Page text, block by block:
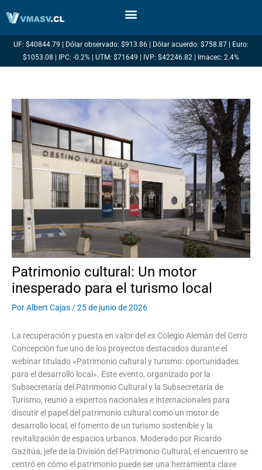
UF: $40844.79 | Dólar observado: $913.86 | Dólar acuerdo: $758.87 | Euro:
$1053.08 | IPC: -0.2% | UTM: $71649 | IVP: $42246.82 | Imacec: 2.4%
Patrimonio cultural: Un motor
inesperado para el turismo local
PorAlbert Cajas /25 de junio de 2026
La recuperación y puesta en valor del ex Colegio Alemán del Cerro
Concepción fue uno de los proyectos destacados durante el
webinar titulado «Patrimonio cultural y turismo: oportunidades
para el desarrollo local». Este evento, organizado por la
Subsecretaría del Patrimonio Cultural y la Subsecretaría de
Turismo, reunió a expertos nacionales e internacionales para
discutir el papel del patrimonio cultural como un motor de
desarrollo local, el fomento de un turismo sostenible y la
revitalización de espacios urbanos. Moderado por Ricardo
Gazitúa, jefe de la División del Patrimonio Cultural, el encuentro se
centró en cómo el patrimonio puede ser una herramienta clave